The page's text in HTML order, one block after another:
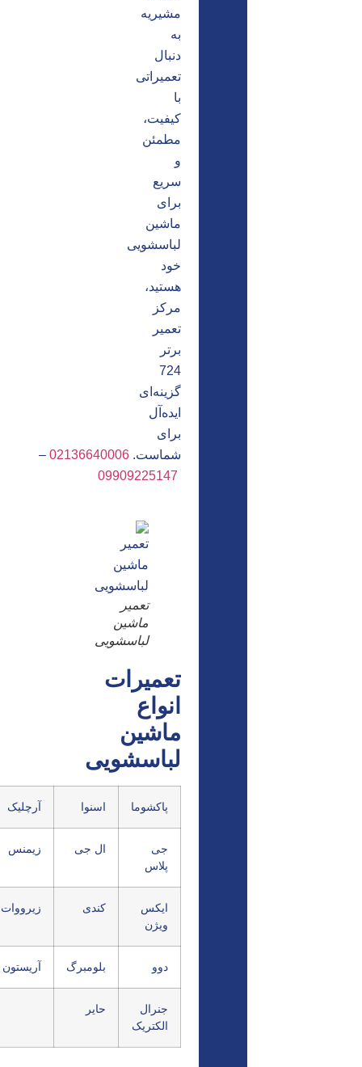
مشیریه
به
دنبال
تعمیراتی
با
کیفیت،
مطمئن
و
سریع
برای
ماشین
لباسشویی
خود
هستید،
مرکز
تعمیر
برتر
724
گزینه‌ای
ایده‌آل
برای
شماست. 02136640006
–
09909225147
تعمیر
ماشین
لباسشویی
تعمیرات
انواع
ماشین
لباسشویی
پاکشوما اسنوا آرچلیک
جی
پلاس
ال جی زیمنس
ایکس
ویژن
کندی زیرووات
دوو بلومبرگ آریستون
جنرال
الکتریک
حایر